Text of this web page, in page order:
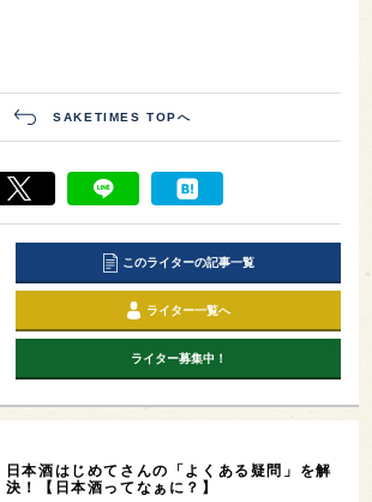
SAKETIMES TOPへ
このライターの記事一覧
ライター一覧へ
ライター募集中！
日本酒はじめてさんの「よくある疑問」を解
決！【日本酒ってなぁに？】